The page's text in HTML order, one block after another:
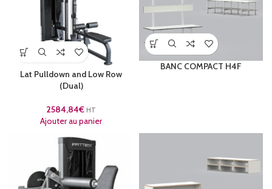
Lat Pulldown and Low Row
(Dual)
2584,84€ HT
Ajouter au panier
BANC COMPACT H4F